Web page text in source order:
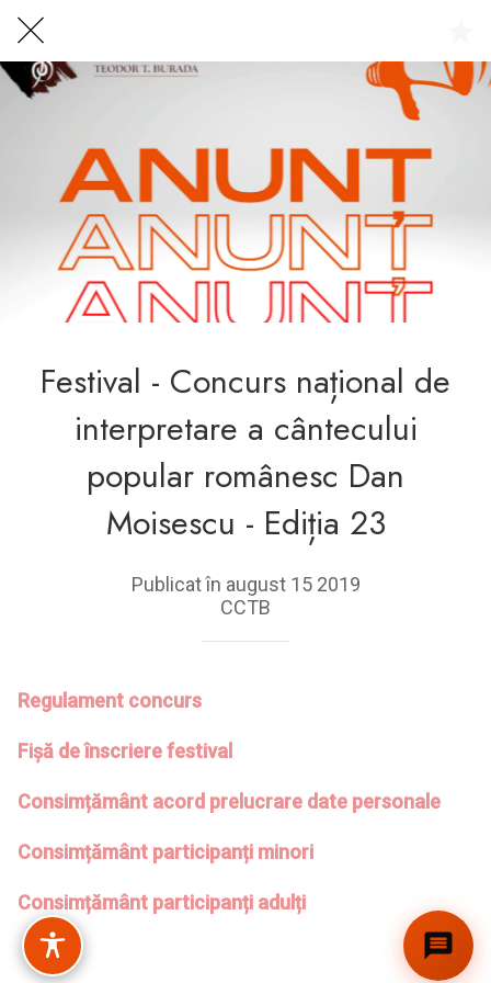
Festival - Concurs național de
interpretare a cântecului
popular românesc Dan
Moisescu - Ediția 23
Publicat în august 15 2019
CCTB
Regulament concurs
Fișă de înscriere festival
Consimțământ acord prelucrare date personale
Consimțământ participanți minori
Consimțământ participanți adulți
Centrul Burada 🇷🇴